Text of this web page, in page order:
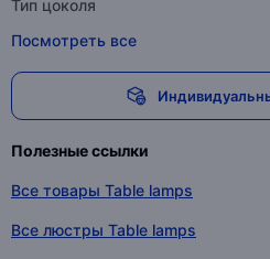
Тип цоколя
Посмотреть все
Полезные ссылки
Все товары Table lamps
Все люстры Table lamps